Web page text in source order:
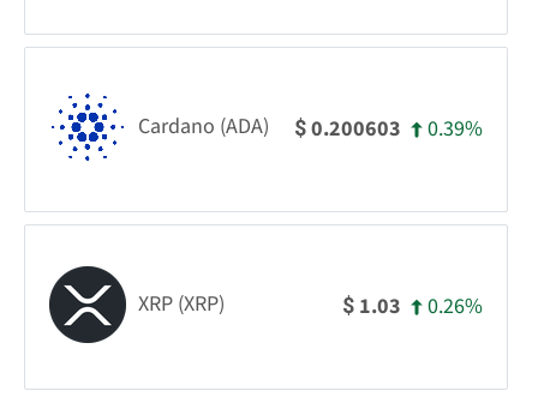
Cardano (ADA) $0.200603 0.39%
XRP (XRP) $ 1.03 0.26%